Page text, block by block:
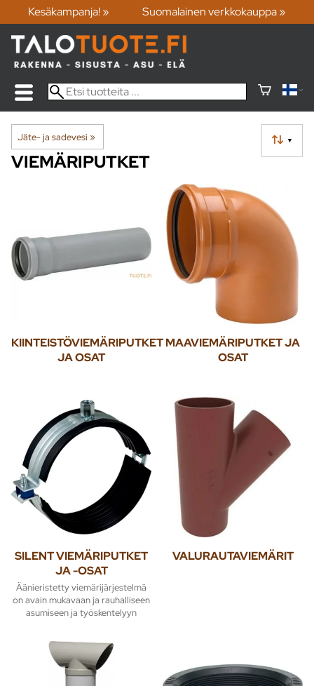
Kesäkampanja! » Suomalainen verkkokauppa »
Jäte- ja sadevesi ‪» ▼
VIEMÄRIPUTKET
KIINTEISTÖVIEMÄRIPUTKET
JA OSAT
MAAVIEMÄRIPUTKET JA
OSAT
SILENT VIEMÄRIPUTKET
JA -OSAT
Äänieristetty viemärijärjestelmä
on avain mukavaan ja rauhalliseen
asumiseen ja työskentelyyn
VALURAUTAVIEMÄRIT